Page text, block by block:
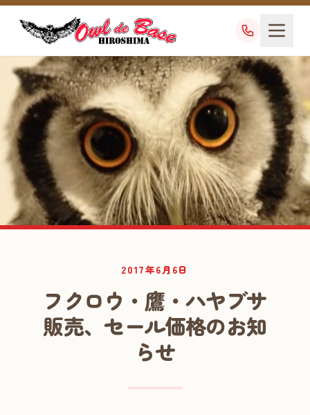
2017年6月6日
フクロウ・鷹・ハヤブサ
販売、セール価格のお知
らせ